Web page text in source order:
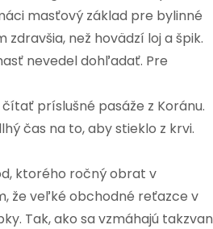
masťový základ pre bylinné
než hovädzí loj a špik.
nevedel dohľadať. Pre
príslušné pasáže z Koránu.
čas na to, aby stieklo z krvi.
ktorého ročný obrat v
že veľké obchodné reťazce v
Tak, ako sa vzmáhajú